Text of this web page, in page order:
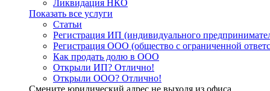
Ликвидация НКО
Показать все услуги
Статьи
Регистрация ИП (индивидуального
Регистрация ООО (общество с ограниченной
Как продать долю в ООО
Открыли ИП? Отлично!
Открыли ООО? Отлично!
Смените юридический адрес не выходя из офиса